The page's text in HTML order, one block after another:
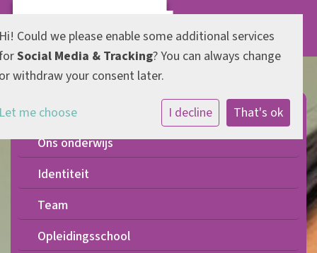
Onze koers
Ons onderwijs
Identiteit
Team
Opleidingsschool
Could we please enable some additional services
Social Media & Tracking? You can always change
withdraw your consent later.
me choose I decline That's ok